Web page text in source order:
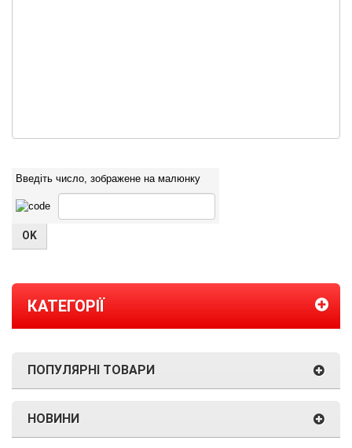
Введіть число, зображене на малюнку
КАТЕГОРІЇ
ПОПУЛЯРНІ ТОВАРИ
НОВИНИ